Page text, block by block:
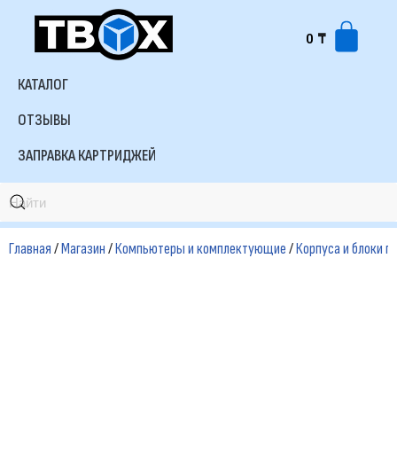
Перейти
содержимому
0 ₸
КАТАЛОГ
ОТЗЫВЫ
ЗАПРАВКА КАРТРИДЖЕЙ
Главная/Магазин/Компьютеры и комплектующие/Корпуса и блоки